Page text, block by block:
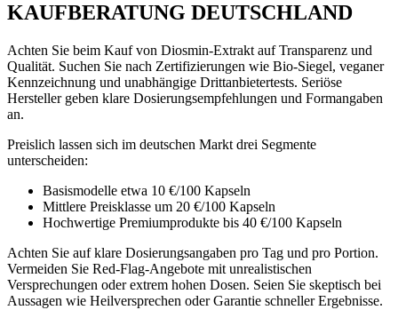
KAUFBERATUNG DEUTSCHLAND
Achten Sie beim Kauf von Diosmin-Extrakt auf Transparenz und
Qualität. Suchen Sie nach Zertifizierungen wie Bio-Siegel, veganer
Kennzeichnung und unabhängige Drittanbietertests. Seriöse
Hersteller geben klare Dosierungsempfehlungen und Formangaben
an.
Preislich lassen sich im deutschen Markt drei Segmente
unterscheiden:
Basismodelle etwa 10 €/100 Kapseln
Mittlere Preisklasse um 20 €/100 Kapseln
Hochwertige Premiumprodukte bis 40 €/100 Kapseln
Achten Sie auf klare Dosierungsangaben pro Tag und pro Portion.
Vermeiden Sie Red-Flag-Angebote mit unrealistischen
Versprechungen oder extrem hohen Dosen. Seien Sie skeptisch bei
Aussagen wie Heilversprechen oder Garantie schneller Ergebnisse.